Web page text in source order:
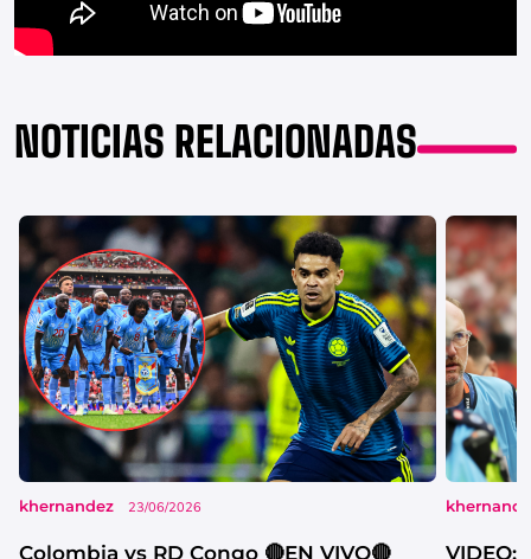
NOTICIAS RELACIONADAS
khernandez 23/06/2026
Colombia vs RD Congo 🔴EN VIVO🔴
VIDEO: